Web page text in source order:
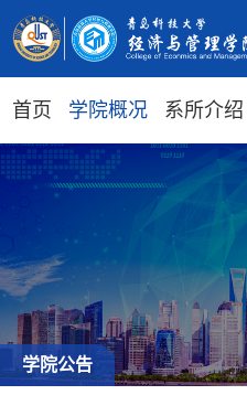
首页 学院概况 系所介绍
学院公告